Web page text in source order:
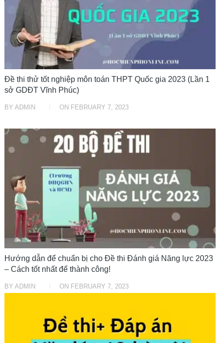
Đề thi thử tốt nghiệp môn toán THPT Quốc gia 2023 (Lần 1
sở GDĐT Vĩnh Phúc)
BY ADMIN ON FEBRUARY 7, 2023
ĐỀ THI
Hướng dẫn để chuẩn bị cho Đề thi Đánh giá Năng lực 2023
– Cách tốt nhất để thành công!
BY ADMIN ON FEBRUARY 7, 2023